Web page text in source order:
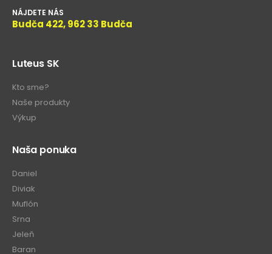
NÁJDETE NÁS
Budča 422, 962 33 Budča
Luteus SK
Kto sme?
Naše produkty
Výkup
Naša ponuka
Daniel
Diviak
Muflón
Srna
Jeleň
Baran